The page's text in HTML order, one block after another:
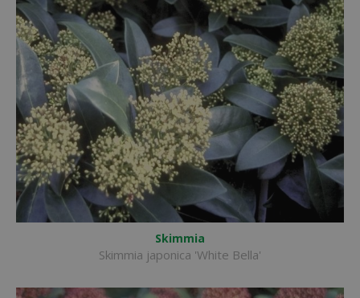
Skimmia
Skimmia japonica 'White Bella'